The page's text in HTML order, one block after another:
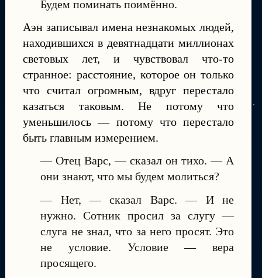
Будем поминать поимённо.
Аэн записывал имена незнакомых людей,
находившихся в девятнадцати миллионах
световых лет, и чувствовал что-то
странное: расстояние, которое он только
что считал огромным, вдруг перестало
казаться таковым. Не потому что
уменьшилось — потому что перестало
быть главным измерением.
— Отец Варс, — сказал он тихо. — А
они знают, что мы будем молиться?
— Нет, — сказал Варс. — И не
нужно. Сотник просил за слугу —
слуга не знал, что за него просят. Это
не условие. Условие — вера
просящего.